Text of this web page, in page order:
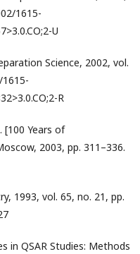
1615-
U
Science, 2002, vol.
R
[100 Years of
2003, pp. 311–336.
1993, vol. 65, no. 21, pp.
in QSAR Studies: Methods